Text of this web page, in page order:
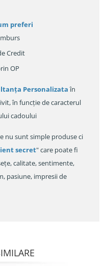
preferi
Credit
OP
Personalizataîn
în funcție de caracterul
cadoului
nu sunt simple produse ci
secret" care poate fi
calitate, sentimente,
pasiune, impresii de